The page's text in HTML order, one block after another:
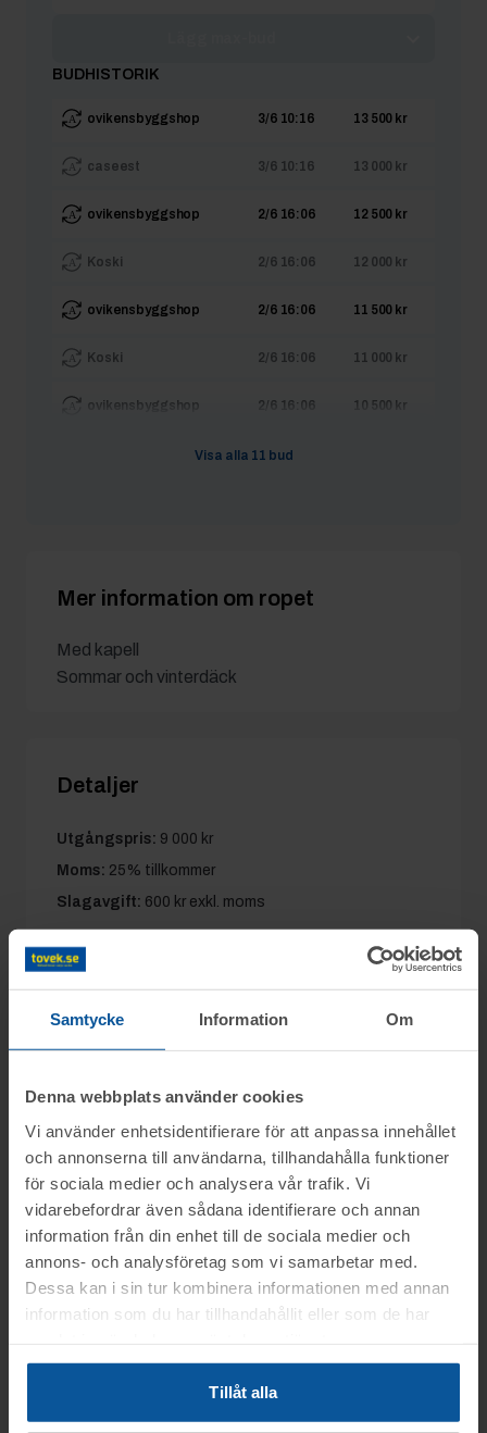
Samtycke Information Om
Denna webbplats använder cookies
Vi använder enhetsidentifierare för att anpassa innehållet
och annonserna till användarna, tillhandahålla funktioner
för sociala medier och analysera vår trafik. Vi
vidarebefordrar även sådana identifierare och annan
information från din enhet till de sociala medier och
annons- och analysföretag som vi samarbetar med.
Dessa kan i sin tur kombinera informationen med annan
information som du har tillhandahållit eller som de har
Tillåt alla
BUDHISTORIK
ovikensbyggshop 3/6 10:16 13 500 kr
caseest 3/6 10:16 13 000 kr
ovikensbyggshop 2/6 16:06 12 500 kr
Koski 2/6 16:06 12 000 kr
ovikensbyggshop 2/6 16:06 11 500 kr
Koski 2/6 16:06 11 000 kr
ovikensbyggshop 2/6 16:06 10 500 kr
2/6 16:06
Visa alla 11 bud
Mer information om ropet
Med kapell
Sommar och vinterdäck
Detaljer
Utgångspris: 9 000 kr
Moms: 25% tillkommer
Slagavgift: 600 kr exkl. moms
Fordonsinformation
Modell: 4260S
Växellåda: -
Färg: OKÄND
Effekt (kW):
Antal brukare: 1
Körförbud: Nej
Modellår:
Drivmedel: -
Registrerad: 2021-10-
18
Bredd (mm): 149
Godkänd besiktning:
2021-10-18